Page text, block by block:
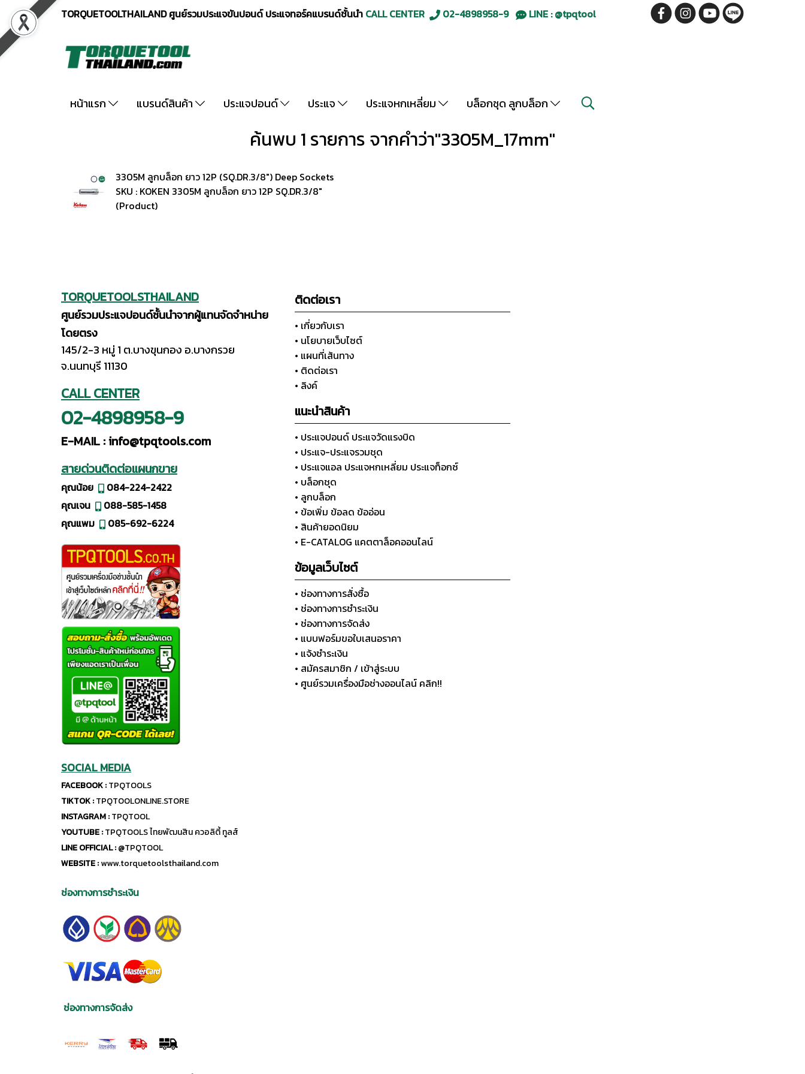
TORQUETOOLTHAILAND ศูนย์รวมประแจขันปอนด์ ประแจทอร์คแบรนด์ชั้นนำ CALL CENTER 02-4898958-9 LINE : @tpqtool
หน้าแรก แบรนด์สินค้า ประแจปอนด์ ประแจ ประแจหกเหลี่ยม บล็อกชุด ลูกบล็อก
ค้นพบ 1 รายการ จากคำว่า"3305M_17mm"
3305M ลูกบล็อก ยาว 12P (SQ.DR.3/8") Deep Sockets
SKU : KOKEN 3305M ลูกบล็อก ยาว 12P SQ.DR.3/8"
(Product)
TORQUETOOLSTHAILAND
ศูนย์รวมประแจปอนด์ชั้นนำจากผู้แทนจัดจำหน่าย
โดยตรง
145/2-3 หมู่ 1 ต.บางขุนกอง อ.บางกรวย
จ.นนทบุรี 11130
CALL CENTER
02-4898958-9
E-MAIL :info@tpqtools.com
สายด่วนติดต่อแผนกขาย
คุณน้อย
084-224-2422
คุณเจน
088-585-1458
คุณแพม
085-692-6224
SOCIAL MEDIA
FACEBOOK :TPQTOOLS
TIKTOK :TPQTOOLONLINE.STORE
INSTAGRAM :TPQTOOL
YOUTUBE :TPQTOOLS ไทยพัฒนสิน ควอลิตี้ ทูลส์
LINE OFFICIAL :@TPQTOOL
WEBSITE :www.torquetoolsthailand.com
ช่องทางการชำระเงิน
ช่องทางการจัดส่ง
ติดต่อเรา
• เกี่ยวกับเรา
• นโยบายเว็บไซต์
• แผนที่เส้นทาง
• ติดต่อเรา
• ลิงค์
แนะนำสินค้า
• ประแจปอนด์ ประแจวัดแรงบิด
• ประแจ-ประแจรวมชุด
• ประแจแอล ประแจหกเหลี่ยม ประแจท็อกซ์
• บล็อกชุด
• ลูกบล็อก
• ข้อเพิ่ม ข้อลด ข้ออ่อน
• สินค้ายอดนิยม
• E-CATALOG แคตตาล็อคออนไลน์
ข้อมูลเว็บไซต์
• ช่องทางการสั่งซื้อ
• ช่องทางการชำระเงิน
• ช่องทางการจัดส่ง
• แบบฟอร์มขอใบเสนอราคา
• แจ้งชำระเงิน
• สมัครสมาชิก / เข้าสู่ระบบ
• ศูนย์รวมเครื่องมือช่างออนไลน์ คลิก!!